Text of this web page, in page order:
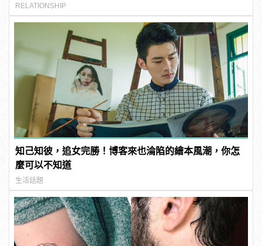
RELATIONSHIP
知己知彼，追女完勝！博客來也淪陷的繪本風潮，你怎
麼可以不知道
生活話題